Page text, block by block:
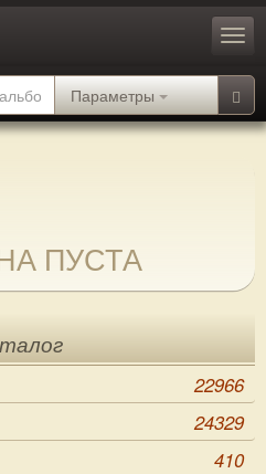
Параметры
ПУСТА
22966
24329
410